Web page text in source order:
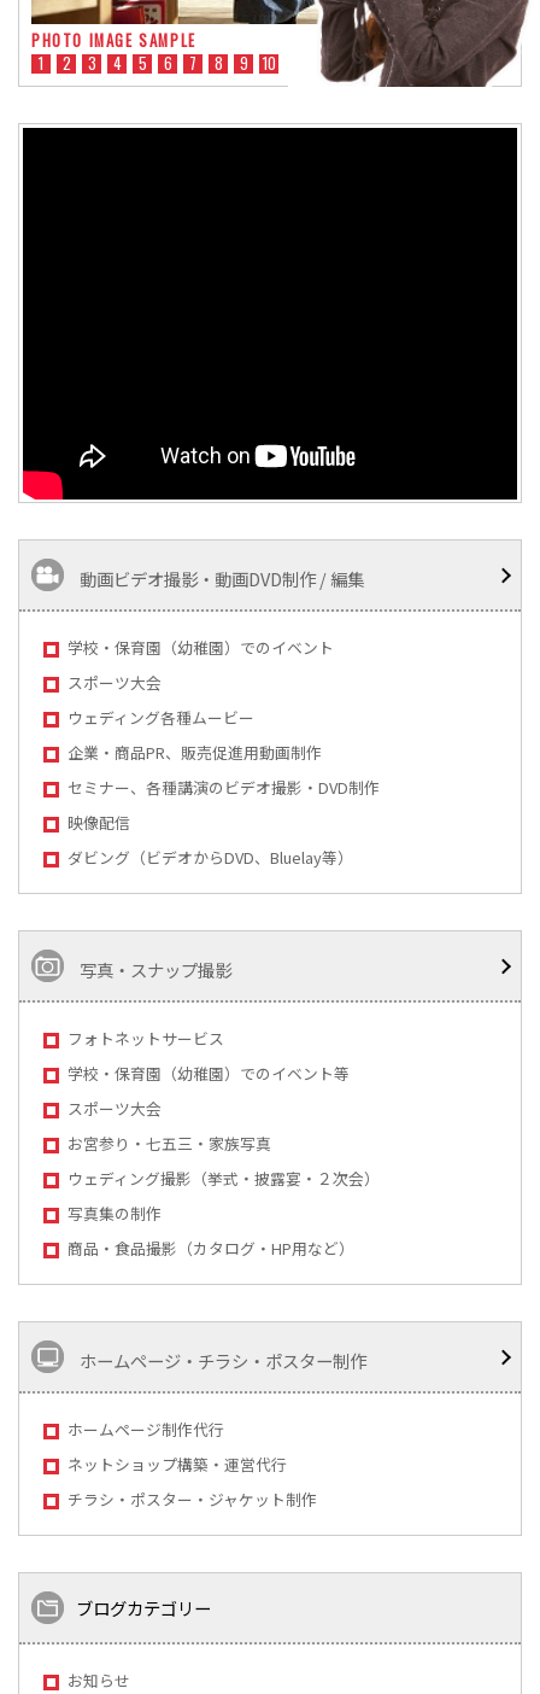
PHOTO IMAGE SAMPLE
1
2 3 4 5 6 7 8 9 10
動画ビデオ撮影・動画DVD制作 / 編集
学校・保育園（幼稚園）でのイベント
スポーツ大会
ウェディング各種ムービー
企業・商品PR、販売促進用動画制作
セミナー、各種講演のビデオ撮影・DVD制作
映像配信
ダビング（ビデオからDVD、Bluelay等）
写真・スナップ撮影
フォトネットサービス
学校・保育園（幼稚園）でのイベント等
スポーツ大会
お宮参り・七五三・家族写真
ウェディング撮影（挙式・披露宴・２次会）
写真集の制作
商品・食品撮影（カタログ・HP用など）
ホームページ・チラシ・ポスター制作
ホームページ制作代行
ネットショップ構築・運営代行
チラシ・ポスター・ジャケット制作
ブログカテゴリー
お知らせ